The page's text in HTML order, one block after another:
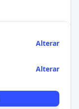
Alterar
Alterar